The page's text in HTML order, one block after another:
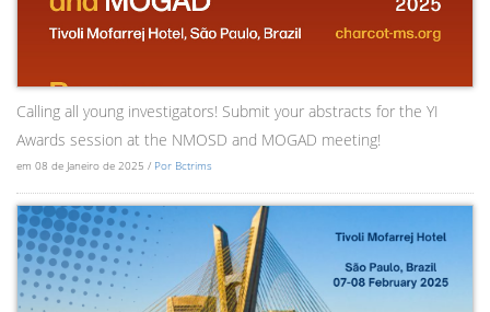
Calling all young investigators! Submit your abstracts for the YI
Awards session at the NMOSD and MOGAD meeting!
em 08 de Janeiro de 2025 / Por Bctrims